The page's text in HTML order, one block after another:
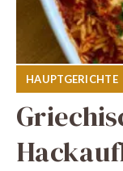
HAUPTGERICHTE